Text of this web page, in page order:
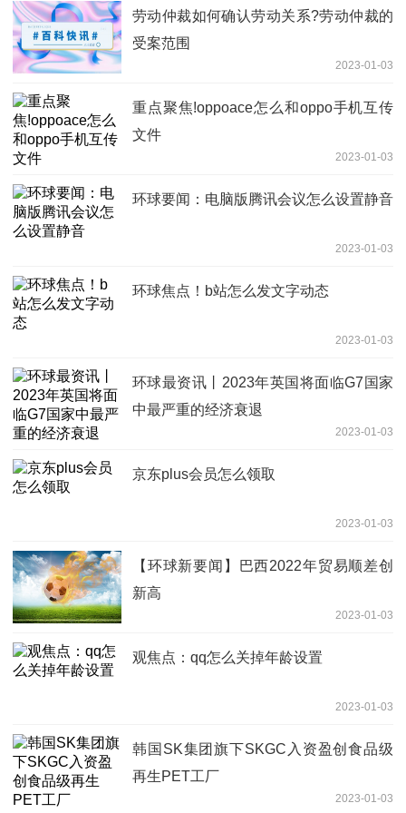
劳动仲裁如何确认劳动关系?劳动仲裁的
受案范围
2023-01-03
重点聚焦!oppoace怎么和oppo手机互传
文件
2023-01-03
环球要闻：电脑版腾讯会议怎么设置静音
2023-01-03
环球焦点！b站怎么发文字动态
2023-01-03
环球最资讯丨2023年英国将面临G7国家
中最严重的经济衰退
2023-01-03
京东plus会员怎么领取
2023-01-03
【环球新要闻】巴西2022年贸易顺差创
新高
2023-01-03
观焦点：qq怎么关掉年龄设置
2023-01-03
韩国SK集团旗下SKGC入资盈创食品级
再生PET工厂
2023-01-03